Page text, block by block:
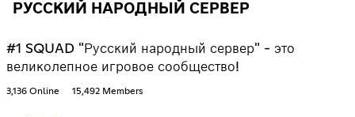
РУССКИЙ НАРОДНЫЙ СЕРВЕР
#1 SQUAD "Русский народный сервер" - это
великолепное игровое сообщество!
3,136 Online 15,492 Members